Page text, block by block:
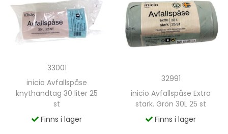
33001
inicio Avfallspåse
knythandtag 30 liter 25
st
Finns i lager
32991
inicio Avfallspåse Extra
stark. Grön 30L 25 st
Finns i lager